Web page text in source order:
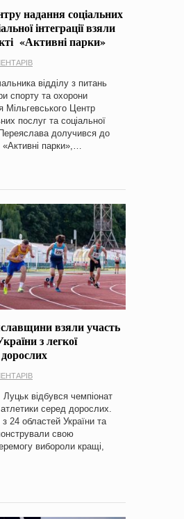
надання соціальних
інтеграції взяли
«Активні парки»
відділу з питань
спорту та охорони
Мільгевського Центр
послуг та соціальної
Переяслава долучився до
парки»,…
взяли участь
з легкої
відбувся чемпіонат
атлетики серед дорослих.
24 областей України та
свою
вибороли кращі,